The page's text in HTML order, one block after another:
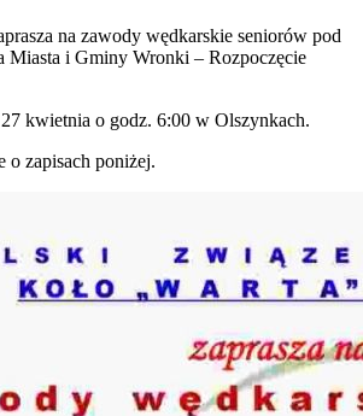
na zawody wędkarskie seniorów pod
Miasta i Gminy Wronki – Rozpoczęcie
kwietnia o godz. 6:00 w Olszynkach.
o zapisach poniżej.